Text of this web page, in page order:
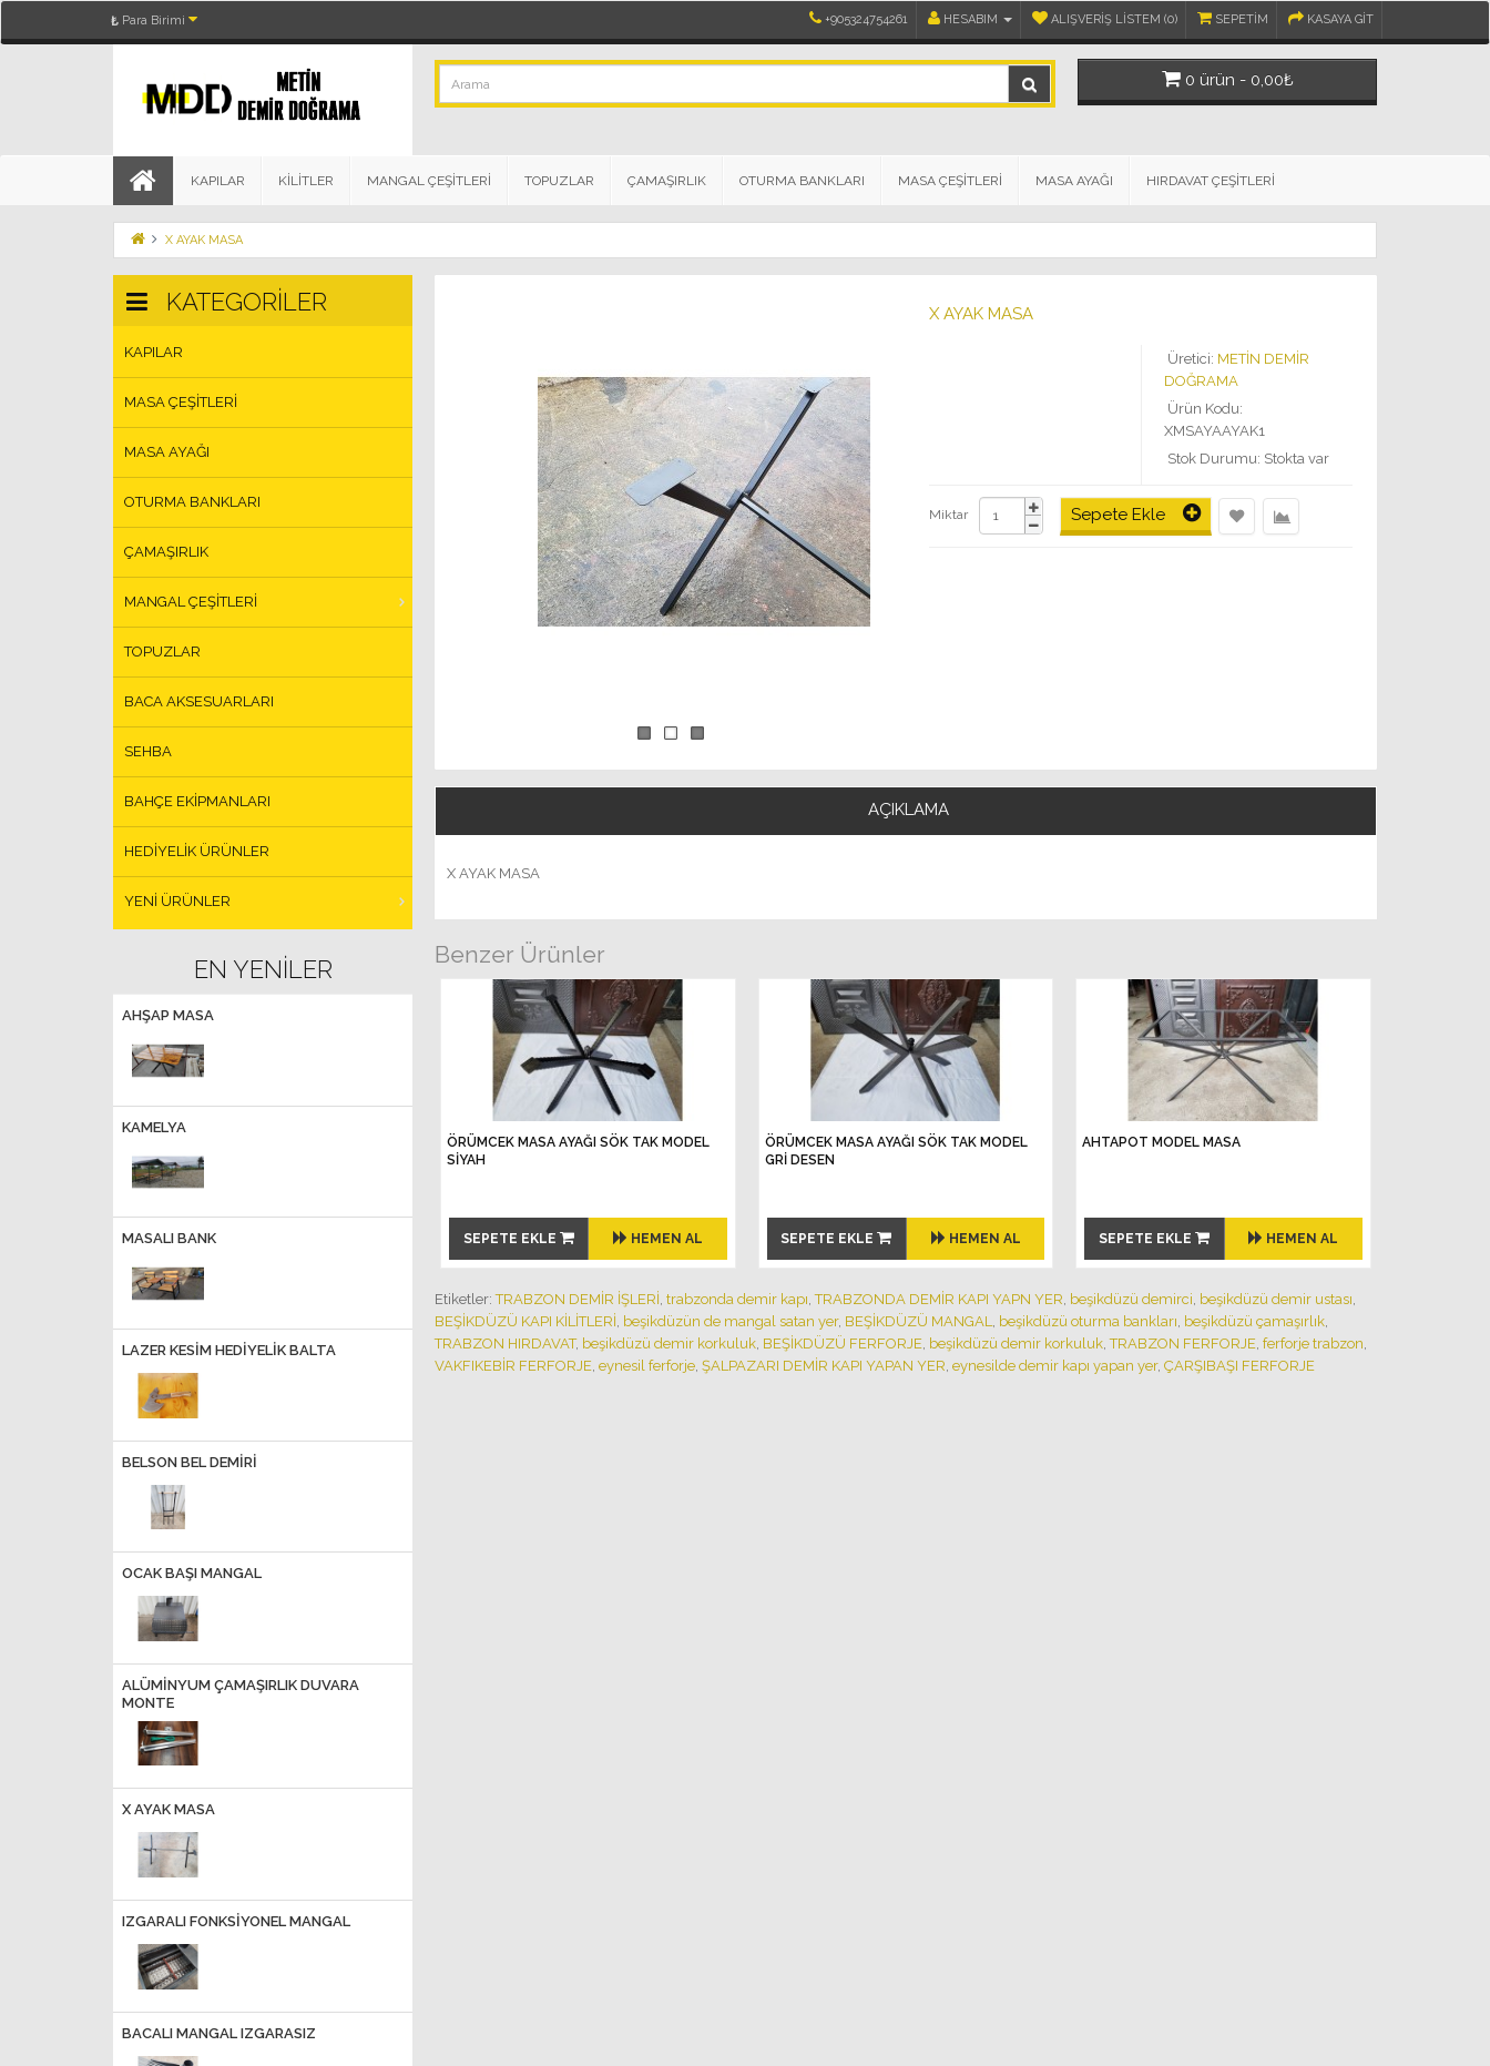
₺ Para Birimi +905324754261 HESABIM ALIŞVERIŞ LISTEM (0) SEPETIM KASAYA GIT
0 ürün - 0,00₺
KAPILAR KİLİTLER MANGAL ÇEŞİTLERİ TOPUZLAR ÇAMAŞIRLIK OTURMA BANKLARI MASA ÇEŞİTLERİ MASA AYAĞI HIRDAVAT ÇEŞİTLERİ
X AYAK MASA
KATEGORILER
KAPILAR
MASA ÇEŞİTLERİ
MASA AYAĞI
OTURMA BANKLARI
ÇAMAŞIRLIK
MANGAL ÇEŞİTLERİ
TOPUZLAR
BACA AKSESUARLARI
SEHBA
BAHÇE EKİPMANLARI
HEDİYELİK ÜRÜNLER
YENI ÜRÜNLER
EN YENILER
AHŞAP MASA
KAMELYA
MASALI BANK
LAZER KESİM HEDİYELİK BALTA
BELSON BEL DEMIRI
OCAK BAŞI MANGAL
ALÜMINYUM ÇAMAŞIRLIK DUVARA
MONTE
X AYAK MASA
IZGARALI FONKSİYONEL MANGAL
BACALI MANGAL IZGARASIZ
X AYAK MASA
Üretici: METİN DEMİR
DOĞRAMA
Ürün Kodu:
XMSAYAAYAK1
Stok Durumu: Stokta var
Miktar Sepete Ekle
AÇIKLAMA
X AYAK MASA
Benzer Ürünler
ÖRÜMCEK MASA AYAĞI SÖK TAK MODEL
SİYAH
SEPETE EKLE HEMEN AL
ÖRÜMCEK MASA AYAĞI SÖK TAK MODEL
GRİ DESEN
SEPETE EKLE HEMEN AL
AHTAPOT MODEL MASA
SEPETE EKLE HEMEN AL
Etiketler:TRABZON DEMİR İŞLERİ, trabzonda demir kapı,TRABZONDA DEMİR KAPI YAPN YER, beşikdüzü demirci, beşikdüzü demir ustası,
BEŞİKDÜZÜ KAPI KİLİTLERİ, beşikdüzün de mangal satan yer, BEŞİKDÜZÜ MANGAL, beşikdüzü oturma bankları, beşikdüzü çamaşırlık,
TRABZON HIRDAVAT, beşikdüzü demir korkuluk, BEŞİKDÜZÜ FERFORJE, beşikdüzü demir korkuluk,TRABZON FERFORJE, ferforje trabzon,
VAKFIKEBİR FERFORJE, eynesil ferforje, ŞALPAZARI DEMİR KAPI YAPAN YER, eynesilde demir kapı yapan yer, ÇARŞIBAŞI FERFORJE